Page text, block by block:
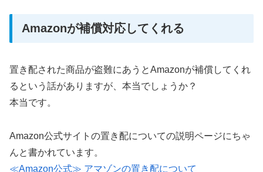
Amazonが補償対応してくれる
置き配された商品が盗難にあうとAmazonが補償してくれ
るという話がありますが、本当でしょうか？
本当です。
Amazon公式サイトの置き配についての説明ページにちゃ
んと書かれています。
≪Amazon公式≫ アマゾンの置き配について